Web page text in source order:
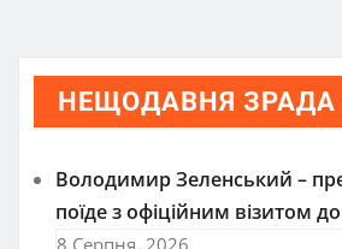
НЕЩОДАВНЯ ЗРАДА
Володимир Зеленський –
поїде з офіційним візитом до
8 Серпня, 2026